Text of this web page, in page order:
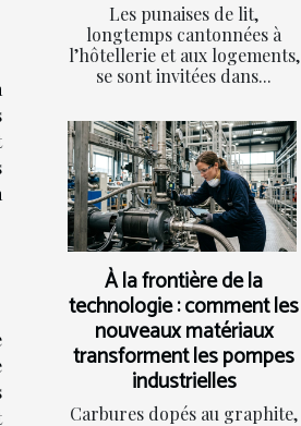
Les punaises de lit,
longtemps cantonnées à
l’hôtellerie et aux logements,
se sont invitées dans...
À la frontière de la
technologie : comment les
nouveaux matériaux
transforment les pompes
industrielles
Carbures dopés au graphite,